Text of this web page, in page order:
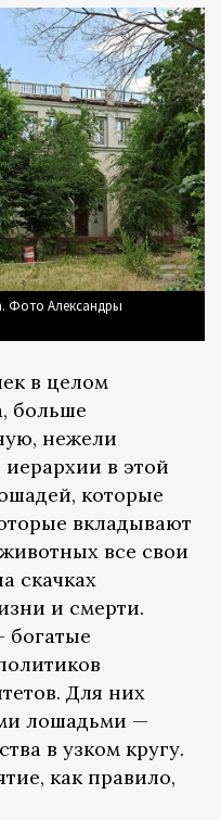
Фото Александры
в целом
больше
нежели
в этой
которые
вкладывают
все свои
скачках
и смерти.
богатые
Для них
лошадьми —
в узком кругу.
как правило,